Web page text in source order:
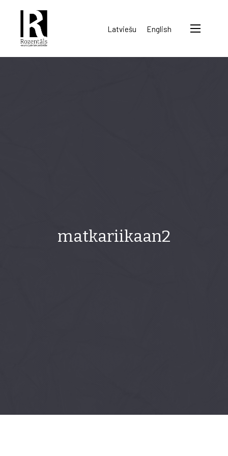
Rozentāls-
seura
Latviešu English
matkariikaan2